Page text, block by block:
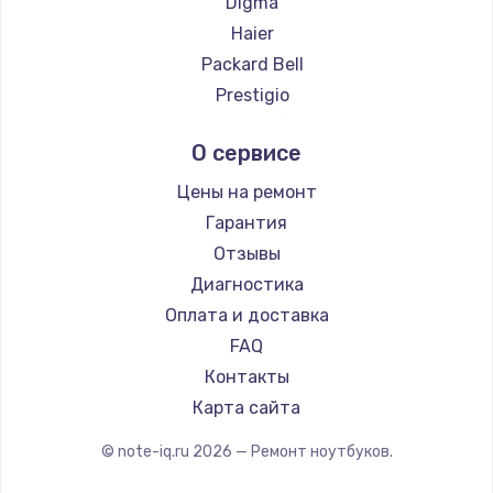
Ремонт ноутбуков Evga
Ремонт ноутбуков Google
Ремонт ноутбуков Echips
Ремонт ноутбуков Predator
Ремонт ноутбуков iru
Ремонт ноутбуков Machenike
Ремонт ноутбуков DEXP
Ремонт ноутбуков Teclast
Ремонт ноутбуков CHUWI
Ремонт ноутбуков Colorful
Haier
Packard Bell
Prestigio
Alienware
Aquarius
Gigabyte
Aorus
Maibenben
Epson
Philips
LG
Panasonic
О сервисе
Цены на ремонт
Гарантия
Отзывы
Диагностика
Оплата и доставка
FAQ
Контакты
Карта сайта
© note-iq.ru 2026 — Ремонт ноутбуков.